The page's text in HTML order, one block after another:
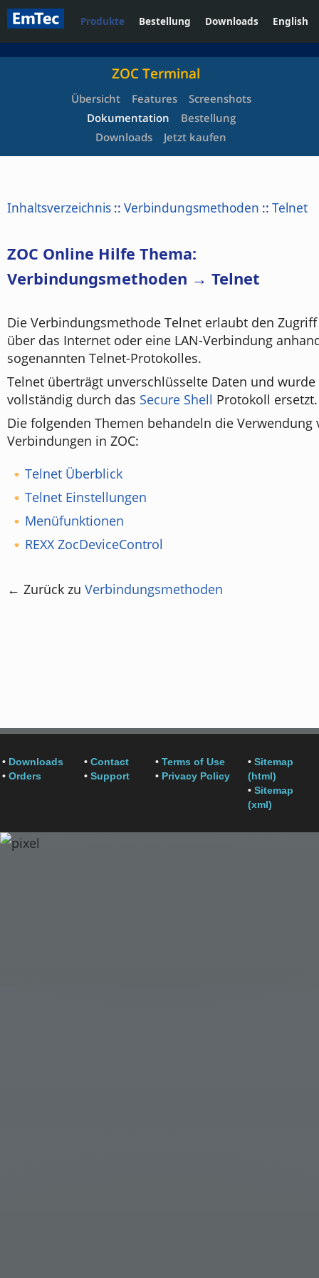
Produkte Bestellung Downloads English
ZOC Terminal
Übersicht Features
Screenshots
Dokumentation
Bestellung
Downloads
Jetzt kaufen
Inhaltsverzeichnis :: Verbindungsmethoden :: Telnet
ZOC Online Hilfe Thema:
Verbindungsmethoden → Telnet
Die Verbindungsmethode Telnet erlaubt den
über das Internet oder eine LAN-Verbindung
sogenannten Telnet-Protokolles.
Telnet überträgt unverschlüsselte Daten und
vollständig durch das Secure Shell Protokoll ersetzt.
Die folgenden Themen behandeln die Verwendung
Verbindungen in ZOC:
Telnet Überblick
Telnet Einstellungen
Menüfunktionen
REXX ZocDeviceControl
← Zurück zu Verbindungsmethoden
• Downloads
• Orders
• Contact
• Support
• Terms of Use
• Privacy Policy
• Sitemap
(html)
• Sitemap
(xml)